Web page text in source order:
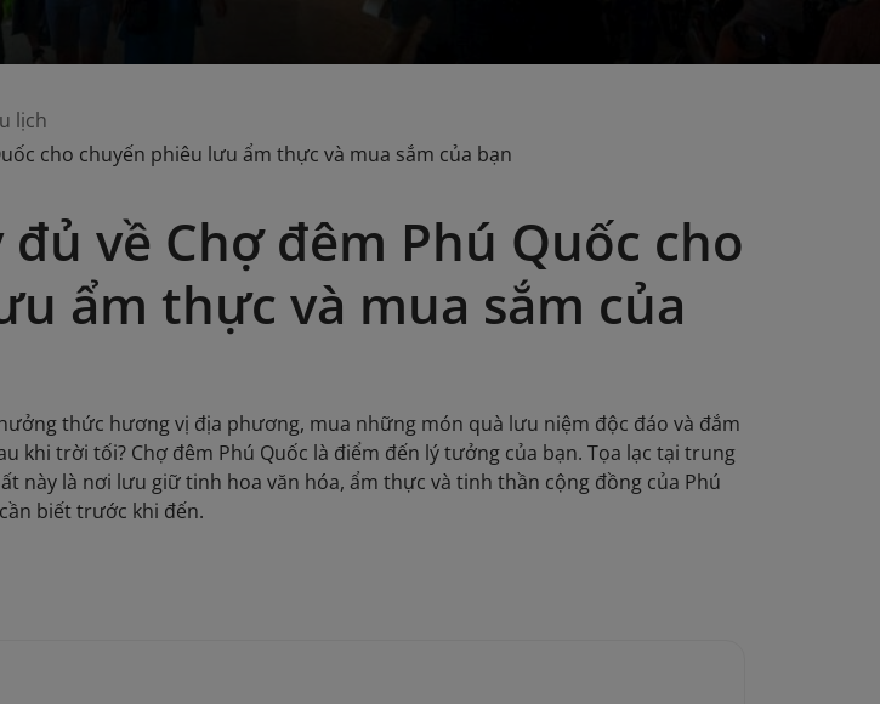
lịch
cho chuyến phiêu lưu ẩm thực và mua sắm của bạn
về Chợ đêm Phú Quốc cho
ẩm thực và mua sắm của
thức hương vị địa phương, mua những món quà lưu niệm độc đáo và đắm
khi trời tối? Chợ đêm Phú Quốc là điểm đến lý tưởng của bạn. Tọa lạc tại trung
này là nơi lưu giữ tinh hoa văn hóa, ẩm thực và tinh thần cộng đồng của Phú
biết trước khi đến.